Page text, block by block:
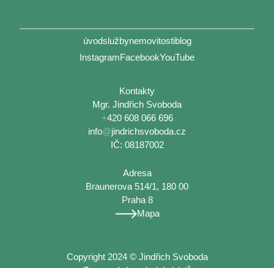
úvodslužbynemovitostiblog
InstagramFacebookYouTube
Kontakty
Mgr. Jindřich Svoboda
+420 608 066 696
info@jindrichsvoboda.cz
IČ: 08187002
Adresa
Braunerova 514/1, 180 00
Praha 8
Mapa
Copyright 2024 © Jindřich Svoboda